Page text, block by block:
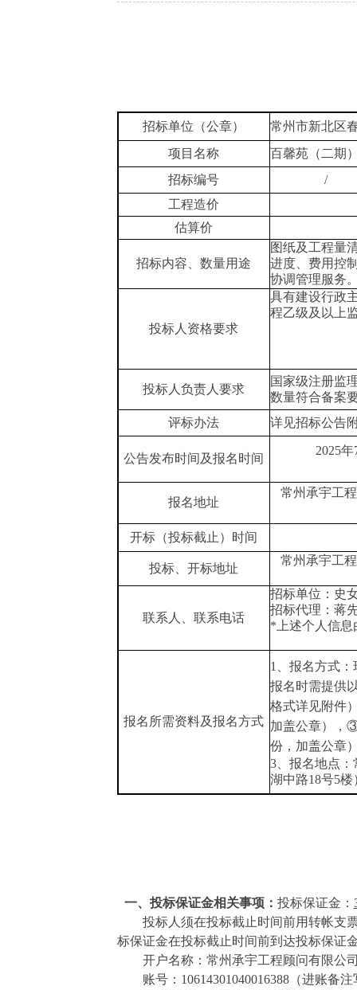
招标单位（公章）
常州市新北区
项目名称
百馨苑（二期
招标编号
/
工程造价
估算价
招标内容、数量用途
图纸及工程量
进度、费用控
协调管理服务
投标人资格要求
具有建设行政
程乙级及以上
投标人负责人要求
国家级注册监
数量符合备案
评标办法
详见招标公告
公告发布时间及报名时间
2025年
报名地址
常州承宇工
开标（投标截止）时间
投标、开标地址
常州承宇工
联系人、联系电话
招标单位： 史
招标代理： 蒋
* 上述个人信
报名所需资料及报名方式
1、 报名方式：
报名时需提供
格式详见附件
加盖公章）
，
份，加盖公章
3、报名地点
湖中路18号5楼
一、投标保证金相关事项： 投标保证金：
投标人须在投标截止时间前用转帐支
标保证金在投标截止时间前到达投标保证
开户名称：常州承宇工程顾问有限公
账号： 10614301040016388（进账备